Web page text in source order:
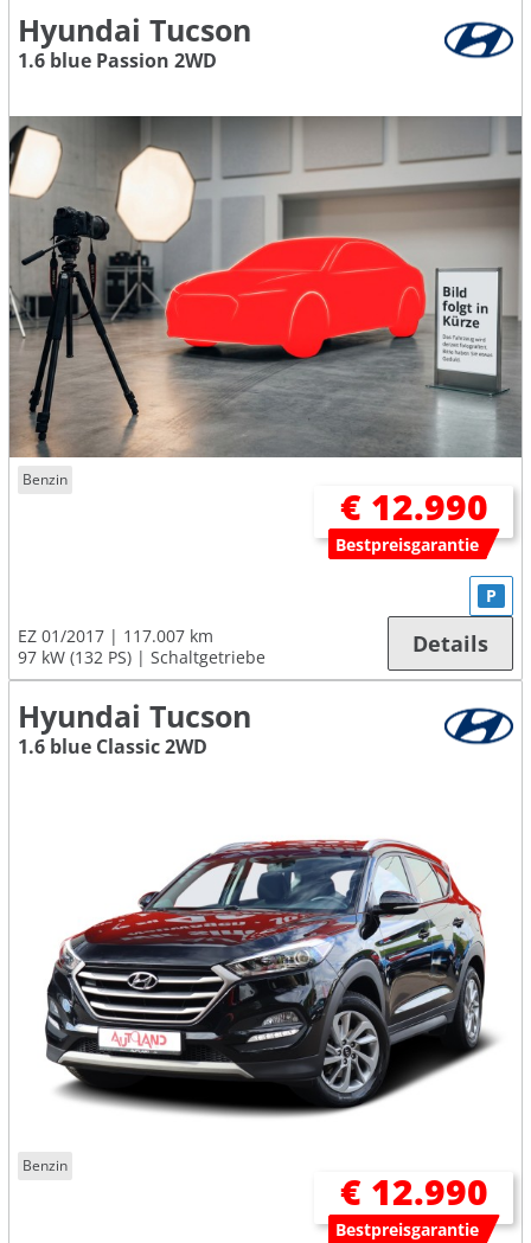
Hyundai Tucson
1.6 blue Passion 2WD
Benzin
€ 12.990
Bestpreisgarantie
EZ 01/2017
117.007 km
97 kW (132 PS)
Schaltgetriebe
P
Details
Hyundai Tucson
1.6 blue Classic 2WD
Benzin
€ 12.990
Bestpreisgarantie